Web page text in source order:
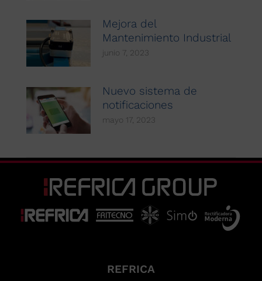
Mejora del
Mantenimiento Industrial
junio 7, 2023
Nuevo sistema de
notificaciones
mayo 17, 2023
REFRICA